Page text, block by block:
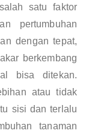
satu faktor
pertumbuhan
dengan tepat,
berkembang
bisa ditekan.
atau tidak
sisi dan terlalu
tanaman